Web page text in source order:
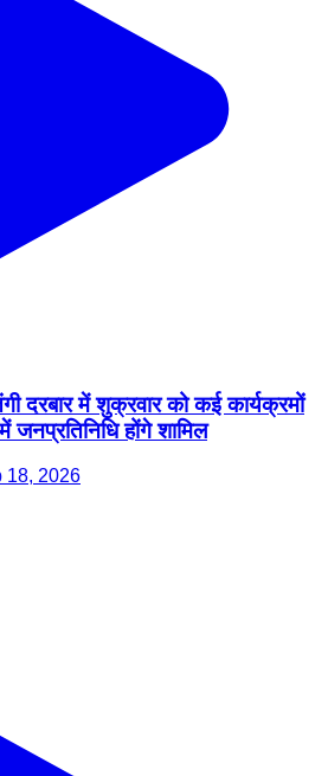
दरबार में शुक्रवार को कई कार्यक्रमों
होंगे शामिल
18, 2026